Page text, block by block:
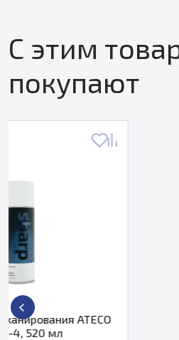
С этим
покупают
Спрей для
матирования